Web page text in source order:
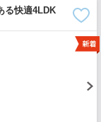
る快適4LDK